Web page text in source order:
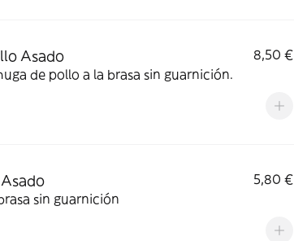
Asado
8,50 €
de pechuga de pollo a la brasa sin guarnición.
5,80 €
sin guarnición